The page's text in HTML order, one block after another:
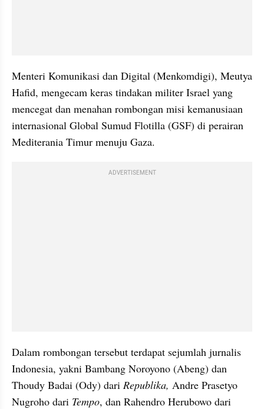
Menteri Komunikasi dan Digital (Menkomdigi), Meutya
Hafid, mengecam keras tindakan militer Israel yang
mencegat dan menahan rombongan misi kemanusiaan
internasional Global Sumud Flotilla (GSF) di perairan
Mediterania Timur menuju Gaza.
ADVERTISEMENT
Dalam rombongan tersebut terdapat sejumlah jurnalis
Indonesia, yakni Bambang Noroyono (Abeng) dan
Thoudy Badai (Ody) dari Republika, Andre Prasetyo
Nugroho dari Tempo